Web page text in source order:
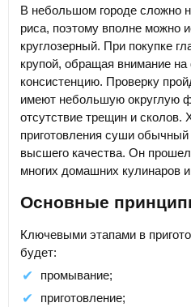
В небольшом городе сложно
риса, поэтому вполне можно
круглозерный. При покупке
крупой, обращая внимание
консистенцию. Проверку
имеют небольшую округлую
отсутствие трещин и сколов.
приготовления суши обычный
высшего качества. Он
многих домашних кулинаров
Основные
Ключевыми этапами в
будет:
промывание;
приготовление;